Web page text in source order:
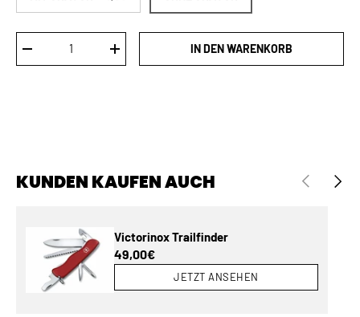
MENGE VERRINGERNMENGE ERHÖHENIN DEN WARENKORB
KUNDEN KAUFEN AUCH VORHERIGE
Victorinox Trailfinder
Normaler Preis
49,00€
JETZT ANSEHEN